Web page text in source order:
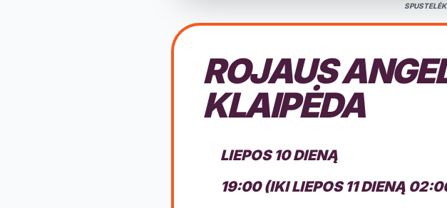
ROJAUS
KLAIPĖDA
LIEPOS 10 DIENĄ
19:00 (IKI LIEPOS 11 DIENĄ